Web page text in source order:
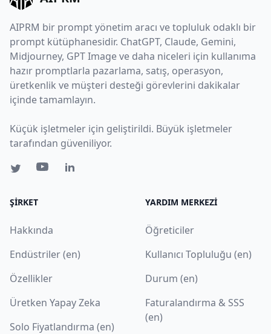
AIPRM bir prompt yönetim aracı ve topluluk odaklı bir
prompt kütüphanesidir. ChatGPT, Claude, Gemini,
Midjourney, GPT Image ve daha niceleri için kullanıma
hazır promptlarla pazarlama, satış, operasyon,
üretkenlik ve müşteri desteği görevlerini dakikalar
içinde tamamlayın.
Küçük işletmeler için geliştirildi. Büyük işletmeler
tarafından güveniliyor.
ŞIRKET
Hakkında
Endüstriler (en)
Özellikler
Üretken Yapay Zeka
Solo Fiyatlandırma (en)
YARDIM MERKEZI
Öğreticiler
Kullanıcı Topluluğu (en)
Durum (en)
Faturalandırma & SSS
(en)